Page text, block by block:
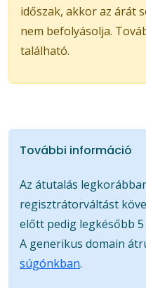
időszak, akkor az árát
nem befolyásolja.
található.
További információ
Az átutalás
regisztrátorváltást
előtt pedig legkésőbb
A generikus domain
súgónkban.